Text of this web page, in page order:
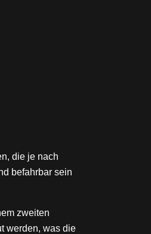
die je nach
befahrbar sein
zweiten
werden, was die